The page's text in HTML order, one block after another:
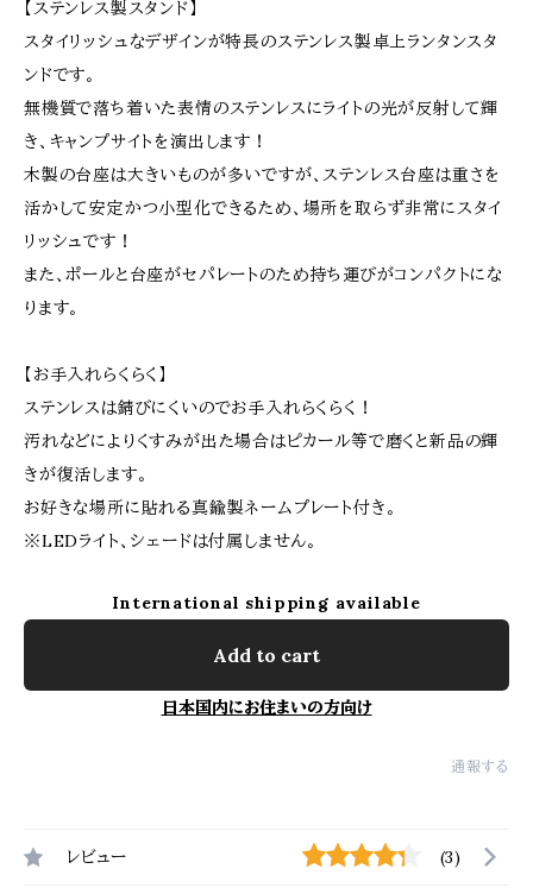
【ステンレス製スタンド】
スタイリッシュなデザインが特長のステンレス製卓上ランタンスタ
ンドです。
無機質で落ち着いた表情のステンレスにライトの光が反射して輝
き、キャンプサイトを演出します！
木製の台座は大きいものが多いですが、ステンレス台座は重さを
活かして安定かつ小型化できるため、場所を取らず非常にスタイ
リッシュです！
また、ポールと台座がセパレートのため持ち運びがコンパクトにな
ります。
【お手入れらくらく】
ステンレスは錆びにくいのでお手入れらくらく！
汚れなどによりくすみが出た場合はピカール等で磨くと新品の輝
きが復活します。
お好きな場所に貼れる真鍮製ネームプレート付き。
※LEDライト、シェードは付属しません。
International shipping available
Add to cart
日本国内にお住まいの方向け
通報する
レビュー (3)